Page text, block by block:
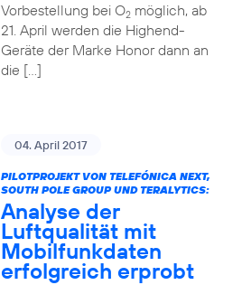
Vorbestellung bei O2möglich, ab
21. April werden die Highend-
Geräte der Marke Honor dann an
die […]
04. April 2017
PILOTPROJEKT VON TELEFÓNICA NEXT,
SOUTH POLE GROUP UND TERALYTICS:
Analyse der
Luftqualität mit
Mobilfunkdaten
erfolgreich erprobt